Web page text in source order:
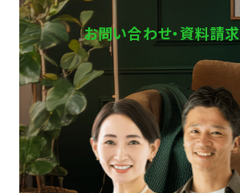
お問い合わせ・資料請求